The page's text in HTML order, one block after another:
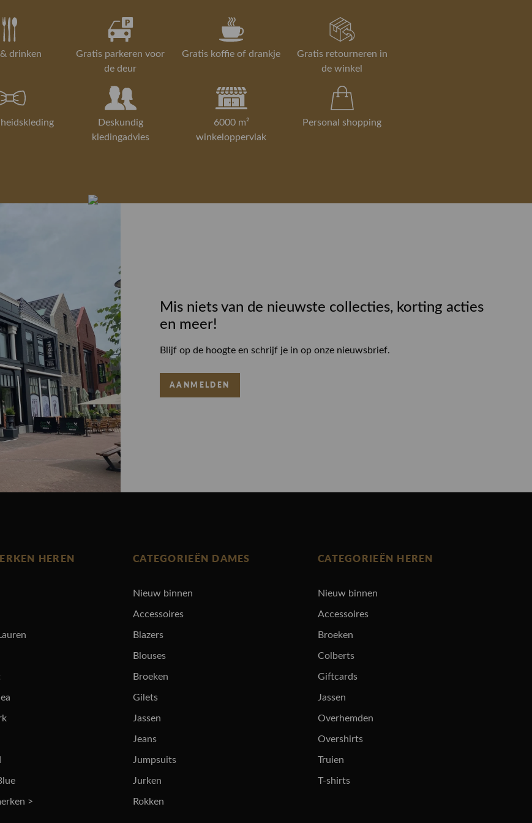
drinken
Gratis parkeren voor
de deur
Gratis koffie of drankje
Gratis retourneren in
de winkel
Deskundig
kledingadvies
6000 m²
winkeloppervlak
Personal shopping
Mis niets van de nieuwste collecties, korting acties
en meer!
Blijf op de hoogte en schrijf je in op onze nieuwsbrief.
AANMELDEN
HEREN
>
CATEGORIEËN DAMES
Nieuw binnen
Accessoires
Blazers
Blouses
Broeken
Gilets
Jassen
Jeans
Jumpsuits
Jurken
Rokken
CATEGORIEËN HEREN
Nieuw binnen
Accessoires
Broeken
Colberts
Giftcards
Jassen
Overhemden
Overshirts
Truien
T-shirts